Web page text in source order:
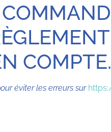
COMPTE.
éviter les erreurs sur